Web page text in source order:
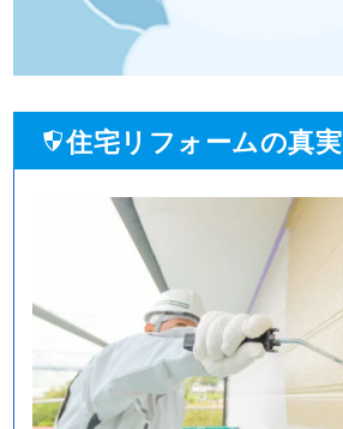
住宅リフォームの真実